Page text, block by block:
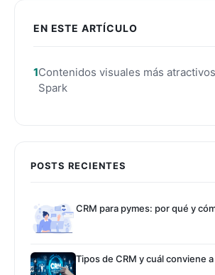
EN ESTE ARTÍCULO
Contenidos visuales más
Spark
POSTS RECIENTES
CRM para pymes: por qué y
Tipos de CRM y cuál conviene